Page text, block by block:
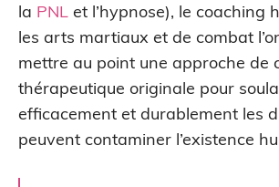
la PNL et l’hypnose), le coaching
les arts martiaux et de combat
mettre au point une approche de
thérapeutique originale pour
efficacement et durablement les
peuvent contaminer l’existence